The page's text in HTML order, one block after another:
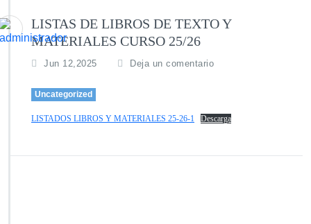
LISTAS DE LIBROS DE TEXTO Y
MATERIALES CURSO 25/26
Jun 12,2025 Deja un comentario
Uncategorized
LISTADOS LIBROS Y MATERIALES 25-26-1 Descarga